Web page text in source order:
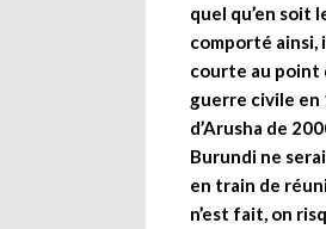
quel qu’en soit
comporté ainsi,
courte au point
guerre civile en
d’Arusha de
Burundi ne
en train de
n’est fait, on